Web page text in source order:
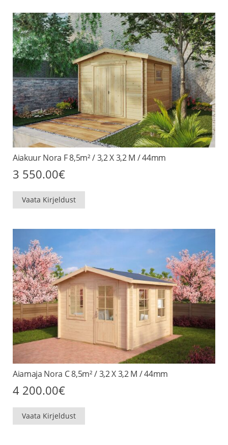
Aiakuur Nora F 8,5m² / 3,2 X 3,2 M / 44mm
3 550.00€
Vaata Kirjeldust
Aiamaja Nora C 8,5m² / 3,2 X 3,2 M / 44mm
4 200.00€
Vaata Kirjeldust